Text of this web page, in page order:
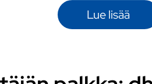
Lue lisää